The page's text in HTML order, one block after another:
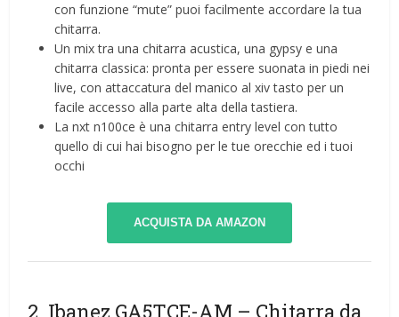
con funzione “mute” puoi facilmente accordare la tua
chitarra.
Un mix tra una chitarra acustica, una gypsy e una
chitarra classica: pronta per essere suonata in piedi nei
live, con attaccatura del manico al xiv tasto per un
facile accesso alla parte alta della tastiera.
La nxt n100ce è una chitarra entry level con tutto
quello di cui hai bisogno per le tue orecchie ed i tuoi
occhi
ACQUISTA DA AMAZON
2. Ibanez GA5TCE-AM – Chitarra da